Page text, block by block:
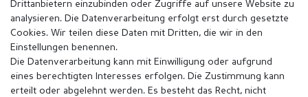
Drittanbietern einzubinden oder Zugriffe auf unsere Website zu
analysieren. Die Datenverarbeitung erfolgt erst durch gesetzte
Cookies. Wir teilen diese Daten mit Dritten, die wir in den
Einstellungen benennen.
Die Datenverarbeitung kann mit Einwilligung oder aufgrund
eines berechtigten Interesses erfolgen. Die Zustimmung kann
erteilt oder abgelehnt werden. Es besteht das Recht, nicht